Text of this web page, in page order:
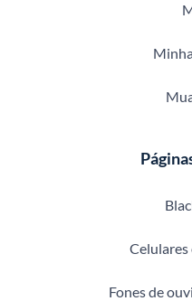
Celulares
Fones de